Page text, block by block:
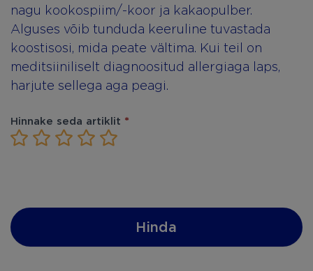
nagu kookospiim/-koor ja kakaopulber.
Alguses võib tunduda keeruline tuvastada
koostisosi, mida peate vältima. Kui teil on
meditsiiniliselt diagnoositud allergiaga laps,
harjute sellega aga peagi.
Was
this
Hinnake seda artiklit *
1 Star2 Stars
3 Stars
4 Stars
5 Stars
Hinda
If you
are
human,